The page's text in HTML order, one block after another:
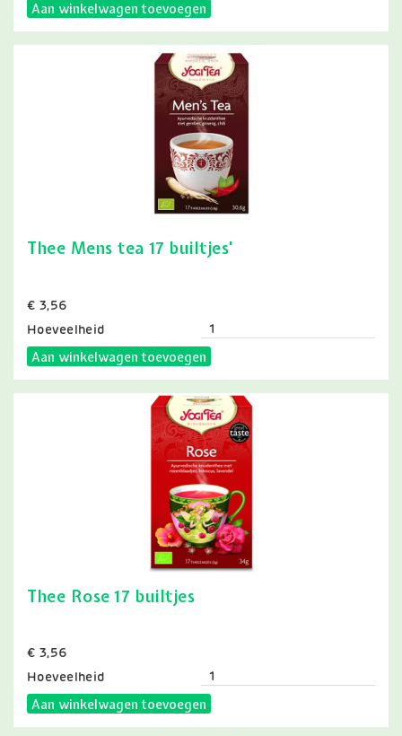
Aan winkelwagen toevoegen
Thee Mens tea 17 builtjes'
Prijs
€ 3,56
Hoeveelheid
Aan winkelwagen toevoegen
Thee Rose 17 builtjes
Prijs
€ 3,56
Hoeveelheid
Aan winkelwagen toevoegen